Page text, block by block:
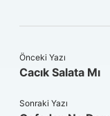
Önceki Yazı
Cacık Salata Mı
Sonraki Yazı